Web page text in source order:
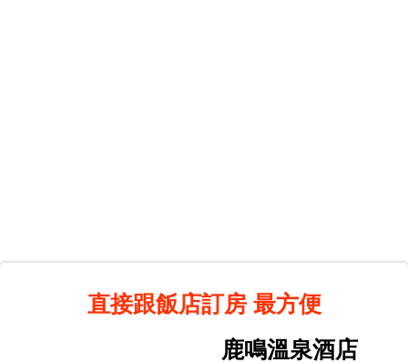
直接跟飯店訂房 最方便
鹿鳴溫泉酒店